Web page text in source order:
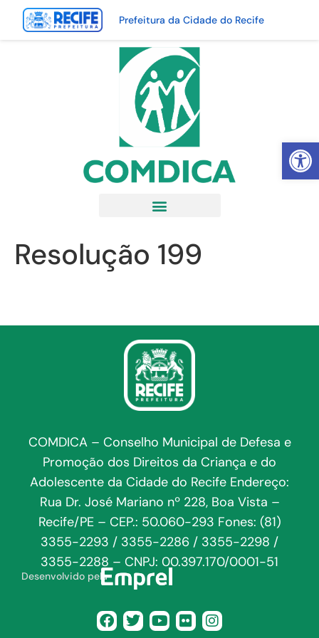
Abrir
Prefeitura da Cidade do Recife
Resolução 199
COMDICA – Conselho Municipal de Defesa e
Promoção dos Direitos da Criança e do
Adolescente da Cidade do Recife Endereço:
Rua Dr. José Mariano nº 228, Boa Vista –
Recife/PE – CEP.: 50.060-293 Fones: (81)
3355-2293 / 3355-2286 / 3355-2298 /
3355-2288 – CNPJ: 00.397.170/0001-51
Desenvolvido pela